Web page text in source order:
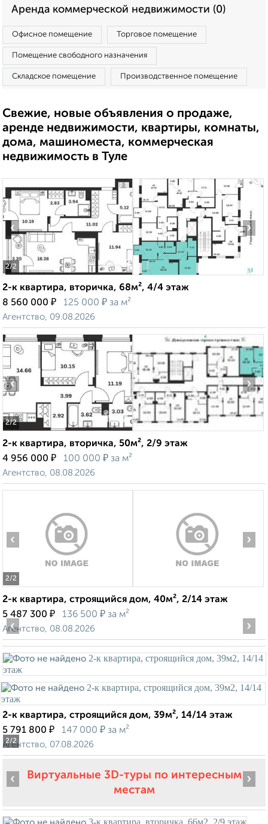
Аренда коммерческой недвижимости (0)
Офисное помещение Торговое помещение
Помещение свободного назначения
Складское помещение Производственное помещение
Свежие, новые объявления о продаже,
аренде недвижимости, квартиры, комнаты,
дома, машиноместа, коммерческая
недвижимость в Туле
2/2
‹ ›
2-к квартира, вторичка, 68м², 4/4 этаж
8 560 000 ₽ 125 000 ₽ за м²
Агентство, 09.08.2026
2/2
‹ ›
2-к квартира, вторичка, 50м², 2/9 этаж
4 956 000 ₽ 100 000 ₽ за м²
Агентство, 08.08.2026
2/2
‹ ›
2-к квартира, строящийся дом, 40м², 2/14 этаж
5 487 300 ₽ 136 500 ₽ за м²
Агентство, 08.08.2026
2/2
‹ ›
2-к квартира, строящийся дом, 39м², 14/14 этаж
5 791 800 ₽ 147 000 ₽ за м²
Агентство, 07.08.2026
Виртуальные 3D-туры по интересным
местам
‹ ›